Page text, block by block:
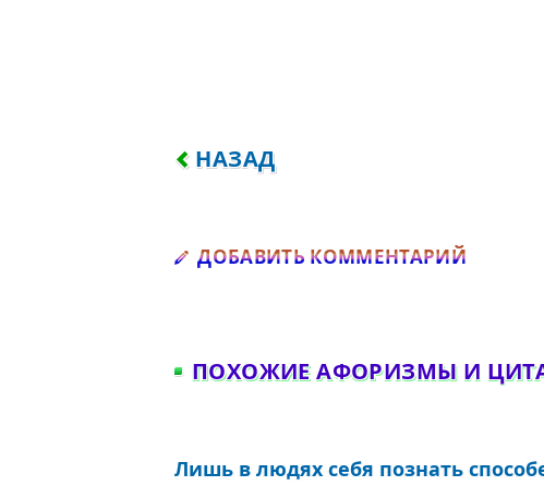
ПРЕДЫДУЩИЙ: В ЖИЗНИ
НАЗАД
ДОБАВИТЬ КОММЕНТАРИЙ
ПОХОЖИЕ АФОРИЗМЫ И
Лишь в людях себя познать